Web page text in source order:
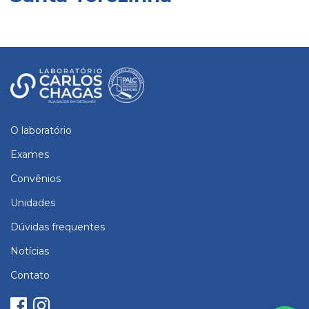
O laboratório
Exames
Convênios
Unidades
Dúvidas frequentes
Notícias
Contato